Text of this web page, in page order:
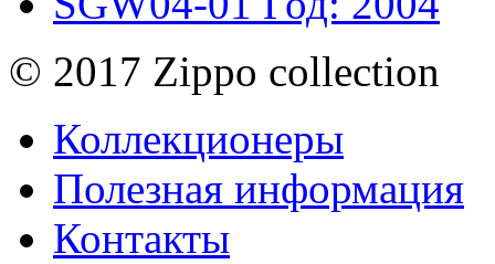
© 2017 Zippo collection
Коллекционеры
Полезная информация
Контакты